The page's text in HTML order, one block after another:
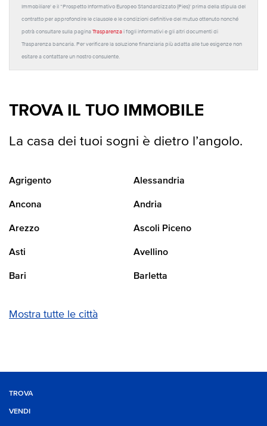
Immobiliare' e il “Prospetto Informativo Europeo Standardizzato (Pies)' prima della stipula del
contratto per approfondire le clausole e le condizioni definitive del mutuo ottenuto nonché
potrà consultare sulla pagina Trasparenza i fogli informativi e gli altri documenti di
Trasparenza bancaria. Per verificare la soluzione finanziaria più adatta alle tue esigenze non
esitare a contattare un nostro consulente.
TROVA IL TUO IMMOBILE
La casa dei tuoi sogni è dietro l’angolo.
Agrigento Alessandria
Ancona Andria
Arezzo Ascoli Piceno
Asti Avellino
Bari Barletta
Mostra tutte le città
TROVA
VENDI